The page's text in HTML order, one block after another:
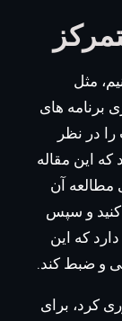
مثل
برنامه های
در نظر
که این مقاله
آن
و سپس
که این
و ضبط کند.
کرد، برای